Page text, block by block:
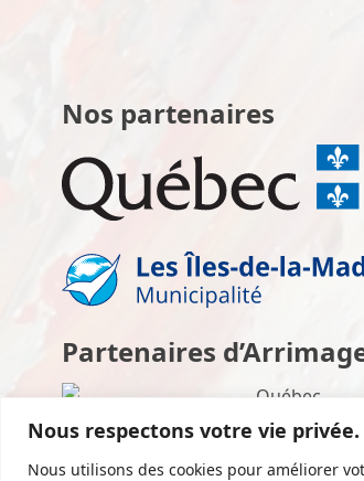
Nous respectons votre vie privée.
Nous utilisons des cookies pour améliorer
Nos partenaires
Partenaires